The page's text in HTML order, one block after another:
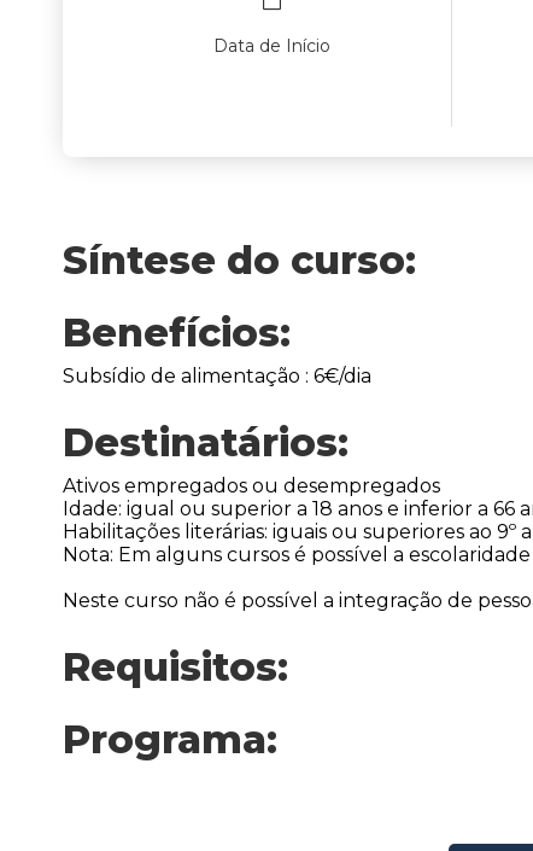
Data de Início
Síntese do curso:
Benefícios:
Subsídio de alimentação : 6€/dia
Destinatários:
Ativos empregados ou desempregados
Idade: igual ou superior a 18 anos e inferior a 66
Habilitações literárias: iguais ou superiores ao 9º
Nota: Em alguns cursos é possível a
Neste curso não é possível a integração de
Requisitos:
Programa: